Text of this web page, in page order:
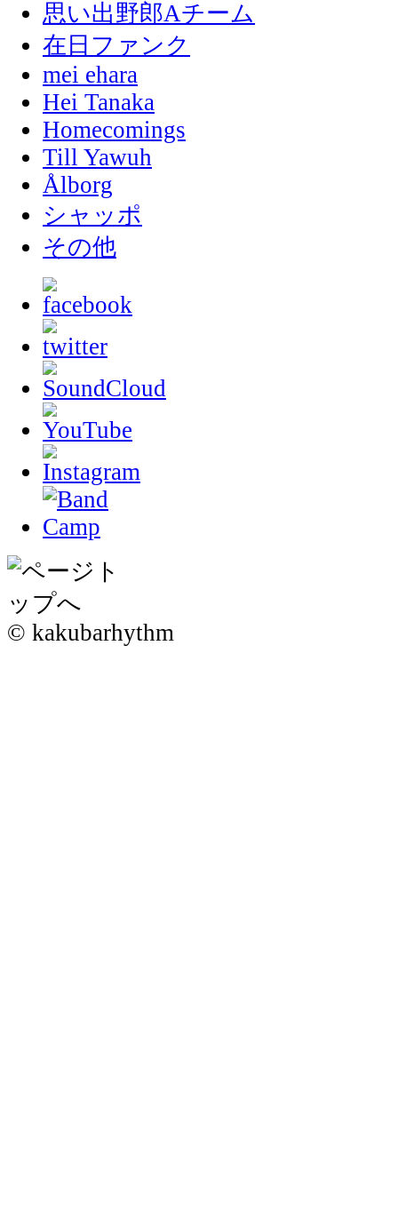
思い出野郎Aチーム
在日ファンク
mei ehara
Hei Tanaka
Homecomings
Till Yawuh
Ålborg
シャッポ
その他
© kakubarhythm